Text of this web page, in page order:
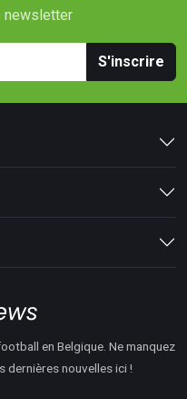
newsletter
S'inscrire
en Belgique. Ne manquez
dernières nouvelles ici !